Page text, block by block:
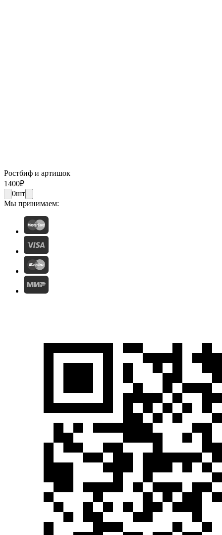
Ростбиф и артишок
1400₽
0шт
Мы принимаем: